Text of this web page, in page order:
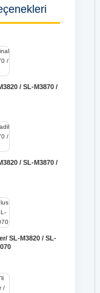
/ SL-M3870 /
/ SL-M3870 /
SL-M3820 / SL-